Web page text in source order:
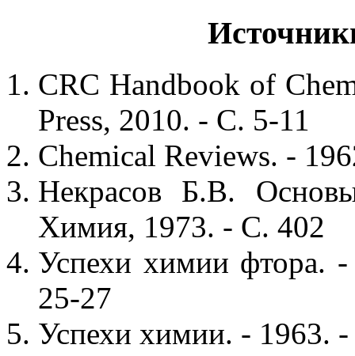
CRC Handbook of
Press, 2010. - С. 5-11
Chemical Reviews. -
Некрасов Б.В.
Химия, 1973. - С. 402
Успехи химии
25-27
Успехи химии. - 1963.